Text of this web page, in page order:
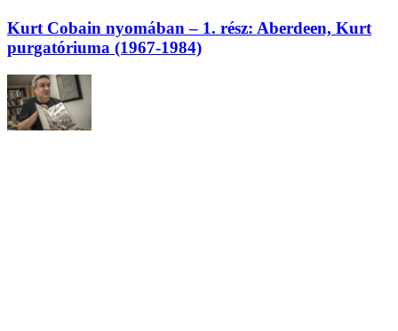
Kurt Cobain nyomában – 1. rész: Aberdeen, Kurt
purgatóriuma (1967-1984)